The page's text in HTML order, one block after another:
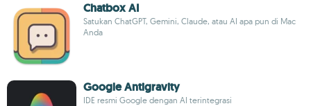
Chatbox AI
Satukan ChatGPT, Gemini, Claude, atau AI apa pun di Mac
Anda
Google Antigravity
IDE resmi Google dengan AI terintegrasi